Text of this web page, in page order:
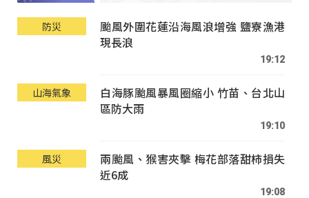
防災
颱風外圍花蓮沿海風浪增強 鹽寮漁港
現長浪
19:12
山海氣象
白海豚颱風暴風圈縮小 竹苗、台北山
區防大雨
19:10
風災
兩颱風、猴害夾擊 梅花部落甜柿損失
近6成
19:08